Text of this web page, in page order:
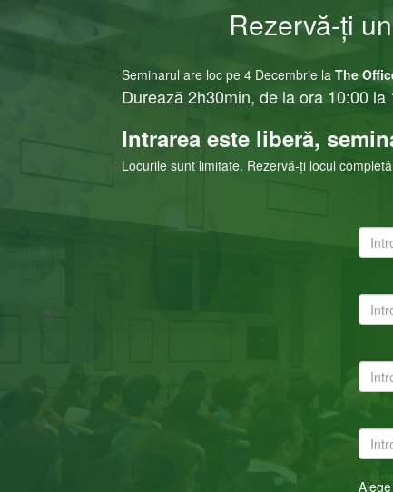
Rezervă-ți
Seminarul are loc pe 4 Decembrie la The
Durează 2h30min, de la ora 10:00
Intrarea este liberă,
Locurile sunt limitate. Rezervă-ți locul